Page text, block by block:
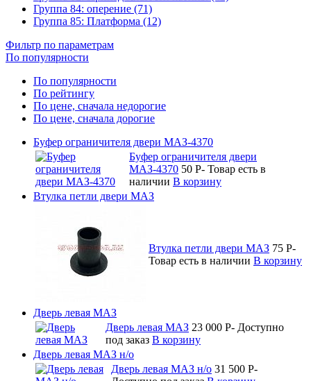
Группа 84: оперение (71)
Группа 85: Платформа (12)
Фильтр по параметрам
По популярности
По популярности
По рейтингу
По цене, сначала недорогие
По цене, сначала дорогие
Буфер ограничителя двери МАЗ-4370
Буфер ограничителя двери
МАЗ-4370 50 P- Товар есть в
наличии В корзину
Втулка петли двери МАЗ
Втулка петли двери МАЗ 75 P-
Товар есть в наличии В корзину
Дверь левая МАЗ
Дверь левая МАЗ 23 000 P- Доступно
под заказ В корзину
Дверь левая МАЗ н/о
Дверь левая МАЗ н/о 31 500 P-